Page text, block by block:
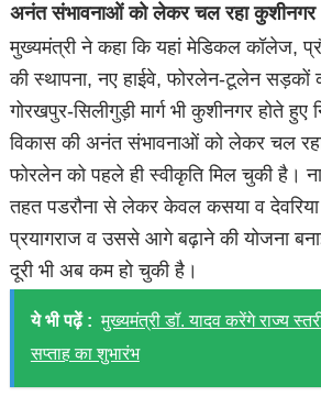
अनंत संभावनाओं को लेकर चल रहा कुशीनगर
मुख्यमंत्री ने कहा कि यहां मेडिकल कॉलेज,
की स्थापना, नए हाईवे, फोरलेन-टूलेन सड़कों
गोरखपुर-सिलीगुड़ी मार्ग भी कुशीनगर होते
विकास की अनंत संभावनाओं को लेकर चल
फोरलेन को पहले ही स्वीकृति मिल चुकी है।
तहत पडरौना से लेकर केवल कसया व देवरिया
प्रयागराज व उससे आगे बढ़ाने की योजना
दूरी भी अब कम हो चुकी है।
ये भी पढ़ें : मुख्यमंत्री डॉ. यादव करेंगे राज्य
सप्ताह का शुभारंभ